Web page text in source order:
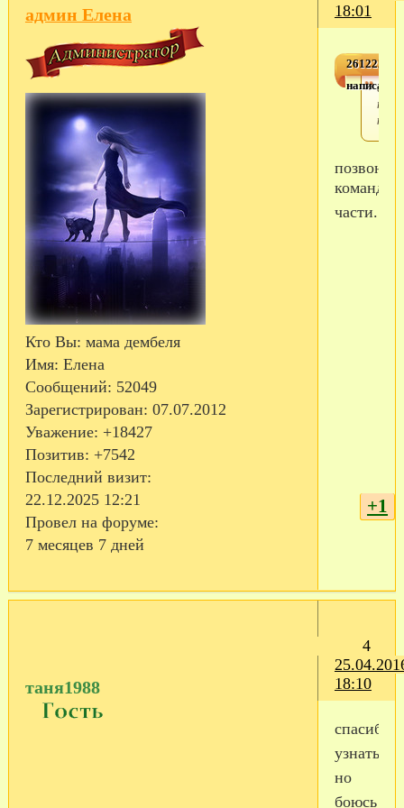
18:01
админ Елена
Кто Вы: мама дембеля
Имя: Елена
Сообщений: 52049
Зарегистрирован: 07.07.2012
Уважение: +18427
Позитив: +7542
Последний визит:
22.12.2025 12:21
Провел на форуме:
7 месяцев 7 дней
по
позвоните
части...
+1
4
18:10
таня1988
узнать
но
боюсь